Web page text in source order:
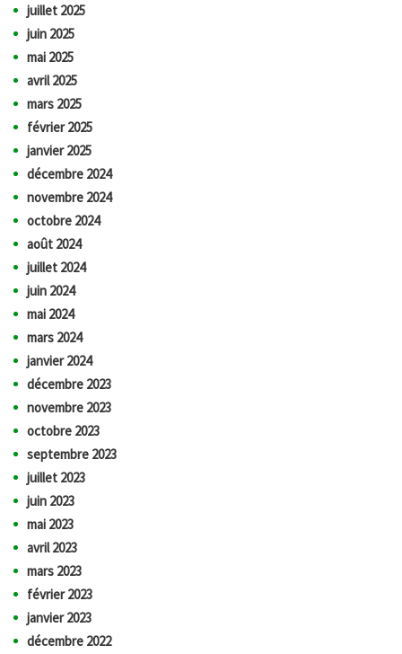
juillet 2025
juin 2025
mai 2025
avril 2025
mars 2025
février 2025
janvier 2025
décembre 2024
novembre 2024
octobre 2024
août 2024
juillet 2024
juin 2024
mai 2024
mars 2024
janvier 2024
décembre 2023
novembre 2023
octobre 2023
septembre 2023
juillet 2023
juin 2023
mai 2023
avril 2023
mars 2023
février 2023
janvier 2023
décembre 2022